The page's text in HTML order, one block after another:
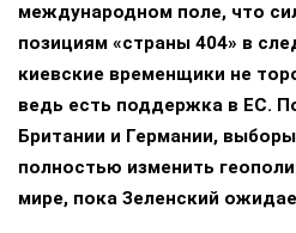
международном поле, что
позициям «страны 404» в
киевские временщики не
ведь есть поддержка в ЕС.
Британии и Германии,
полностью изменить
мире, пока Зеленский